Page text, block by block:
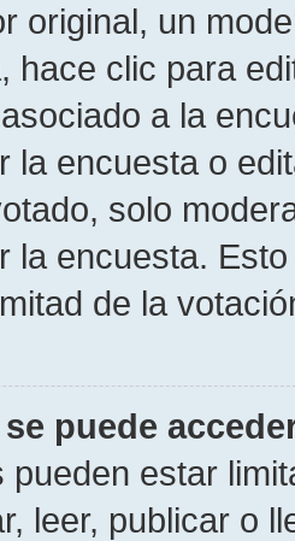
original, un
hace clic para
a la
la encuesta o
solo
la encuesta.
de la
puede
pueden estar
leer, publicar o